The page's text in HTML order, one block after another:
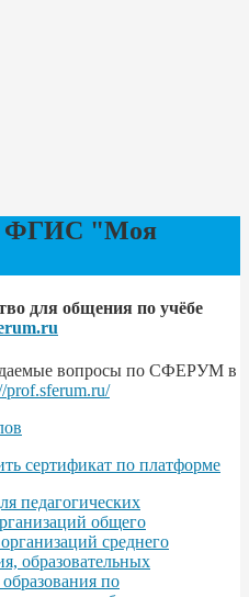
ФГИС "Моя
для общения по учёбе
вопросы по СФЕРУМ в
prof.sferum.ru/
сертификат по платформе
педагогических
общего
среднего
образовательных
по